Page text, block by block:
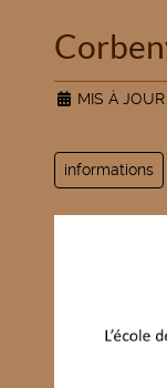
MIS À
informations